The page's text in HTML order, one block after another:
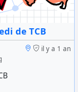
de TCB
il y a 1 an